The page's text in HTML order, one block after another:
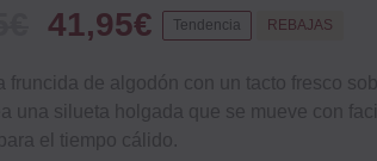
41,95€ Tendencia REBAJAS
fruncida de algodón con un tacto fresco
una silueta holgada que se mueve con
el tiempo cálido.